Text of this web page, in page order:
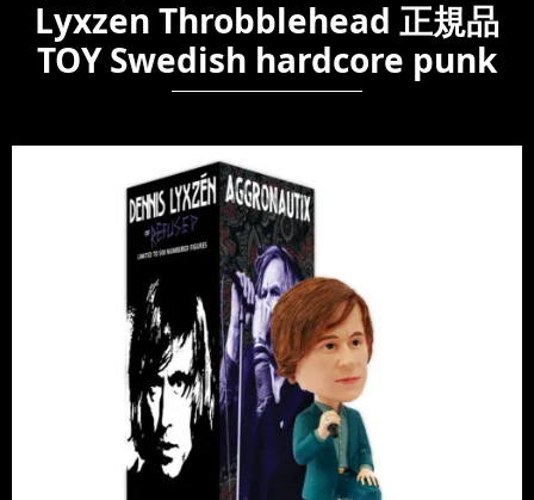
Lyxzen Throbblehead 正規品
TOY Swedish hardcore punk